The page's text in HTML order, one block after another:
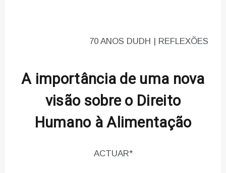
70 ANOS DUDH | REFLEXÕES
A importância de uma nova
visão sobre o Direito
Humano à Alimentação
ACTUAR*